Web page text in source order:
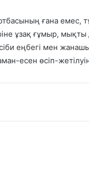
ғана
ұзақ ғұмыр,
еңбегі мен
есен өсіп-